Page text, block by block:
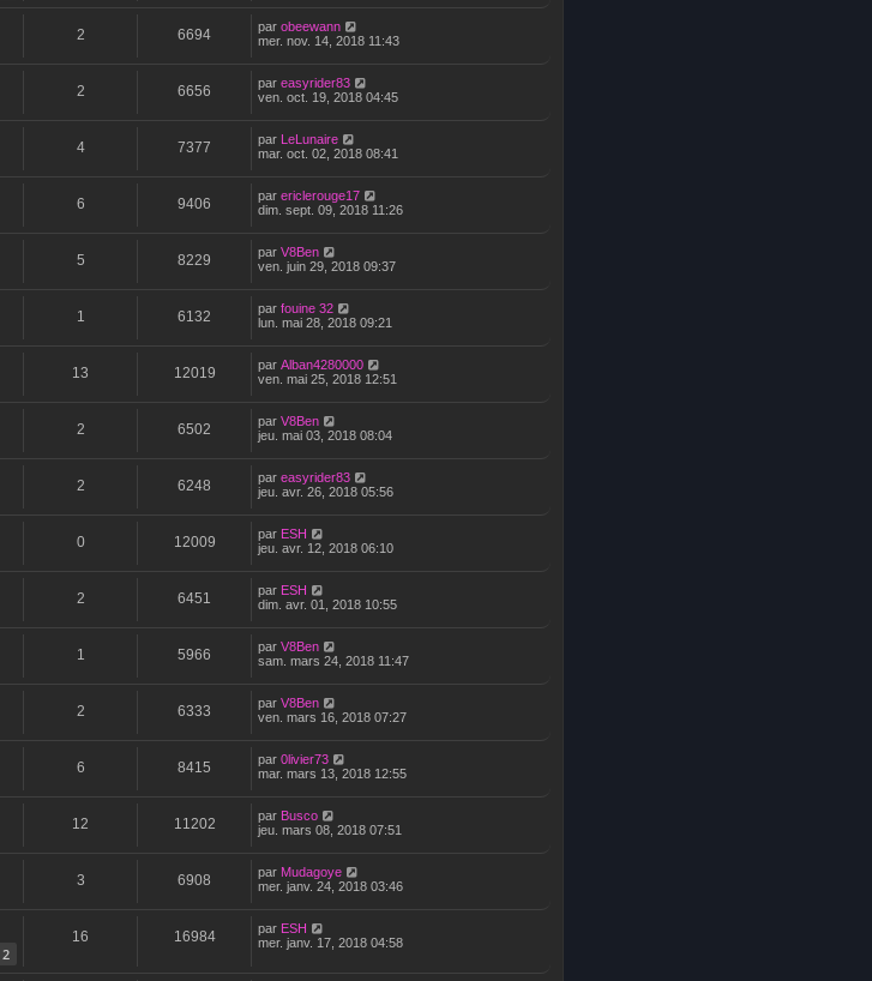
2 6694 par obeewann
mer. nov. 14, 2018 11:43
2 6656 par easyrider83
ven. oct. 19, 2018 04:45
4 7377 par LeLunaire
mar. oct. 02, 2018 08:41
6 9406 par ericlerouge17
dim. sept. 09, 2018 11:26
5 8229 par V8Ben
ven. juin 29, 2018 09:37
1 6132 par fouine 32
lun. mai 28, 2018 09:21
13 12019 par Alban4280000
ven. mai 25, 2018 12:51
2 6502 par V8Ben
jeu. mai 03, 2018 08:04
2 6248 par easyrider83
jeu. avr. 26, 2018 05:56
0 12009 par ESH
jeu. avr. 12, 2018 06:10
2 6451 par ESH
dim. avr. 01, 2018 10:55
1 5966 par V8Ben
sam. mars 24, 2018 11:47
2 6333 par V8Ben
ven. mars 16, 2018 07:27
6 8415 par 0livier73
mar. mars 13, 2018 12:55
12 11202 par Busco
jeu. mars 08, 2018 07:51
3 6908 par Mudagoye
mer. janv. 24, 2018 03:46
2
16 16984 par ESH
mer. janv. 17, 2018 04:58